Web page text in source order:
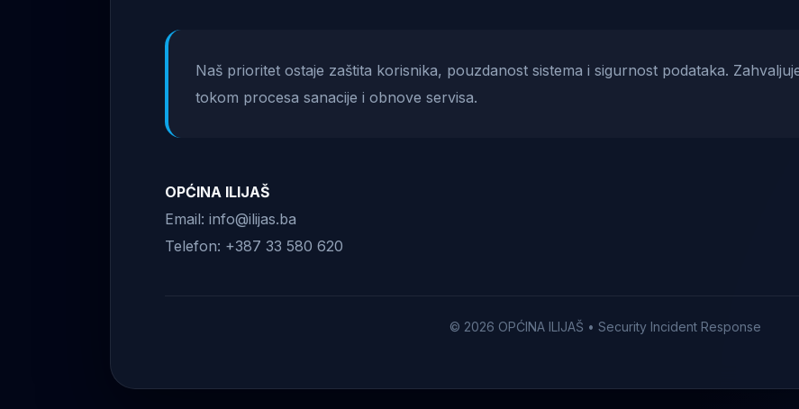
Naš prioritet ostaje zaštita korisnika, pouzdanost sistema i sigurnost podataka.
tokom procesa sanacije i obnove servisa.
OPĆINA ILIJAŠ
Email: info@ilijas.ba
Telefon: +387 33 580 620
© 2026 OPĆINA ILIJAŠ • Security Incident Response